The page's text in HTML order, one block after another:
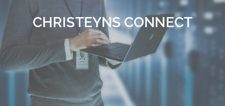
CHRISTEYNS CONNECT